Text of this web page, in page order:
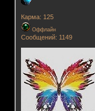
Карма: 125
Оффлайн
Сообщений: 1149